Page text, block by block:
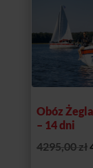
Obóz
– 14 dni
4295,00zł